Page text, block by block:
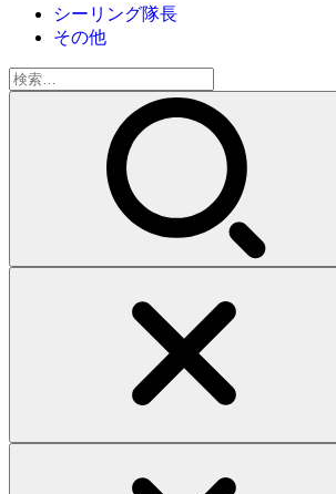
シーリング隊長
その他
検
索: